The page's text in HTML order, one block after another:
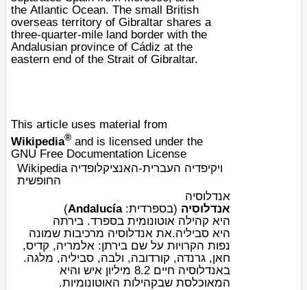
the Atlantic Ocean. The small British
overseas territory of Gibraltar shares a
three-quarter-mile land border with the
Andalusian province of Cádiz at the
eastern end of the Strait of Gibraltar.
This article uses material from
Wikipedia® and is licensed under the
GNU Free Documentation License
Wikipedia ויקיפדיה העברית-האנציקלופדיה
החופשית
אנדלוסיה
אנדלוסִיה (בספרדית:
Andalucía
)
היא קהילה אוטונומית בספרד. בירתה
היא סביליה.את אנדלוסיה מרכיבות שמונה
נפות הקרויות על שם בירתן: אלמריה, קדיס,
חאן, גרנדה, קורדובה, ולבה, סביליה, מלגה.
באנדלוסיה חיים 8.2 מיליון איש והיא
המאוכלסת שבקהילות האוטונומיות.